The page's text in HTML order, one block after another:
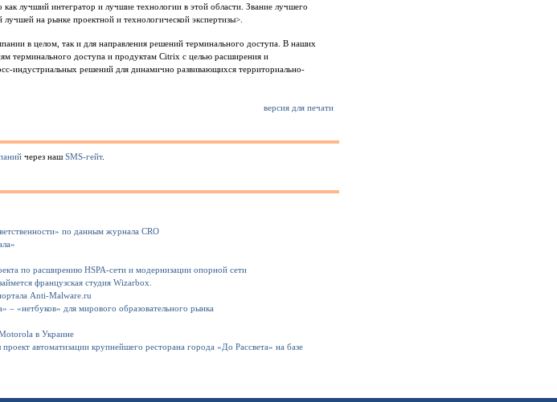
лучший интегратор и лучшие технологии в этой области. Звание лучшего
на рынке проектной и технологической экспертизы>.
в целом, так и для направления решений терминального доступа. В наших
терминального доступа и продуктам Citrix с целью расширения и
индустриальных решений для динамично развивающихся территориально-
версия для печати
через нашSMS-гейт.
по данным журнала CRO
по расширению HSPA-сети и модернизации опорной сети
французская студия Wizarbox.
Anti-Malware.ru
– «нетбуков» для мирового образовательного рынка
в Украине
автоматизации крупнейшего ресторана города «До Рассвета» на базе